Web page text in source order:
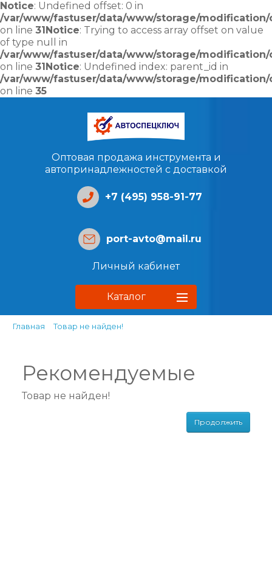
Notice: Undefined offset: 0 in
/var/www/fastuser/data/www/storage/
on line 31Notice: Trying to access array offset on value
of type null in
/var/www/fastuser/data/www/storage/
on line 31Notice: Undefined index: parent_id in
/var/www/fastuser/data/www/storage/
on line 35
Оптовая продажа инструмента и
автопринадлежностей с доставкой
+7 (495) 958-91-77
port-avto@mail.ru
Личный кабинет
Каталог
Главная Товар не найден!
Рекомендуемые
Товар не найден!
Продолжить